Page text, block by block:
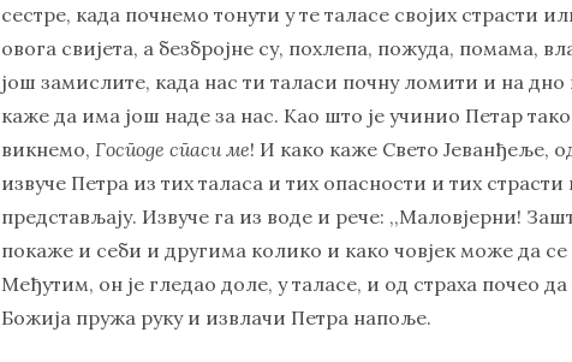
сестре, када почнемо тонути у те таласе својих страсти
овога свијета, а безбројне су, похлепа, пожуда, помама,
још замислите, када нас ти таласи почну ломити и на
каже да има још наде за нас. Као што је учинио Петар
викнемо, Господе спаси ме! И како каже Свето Јеванђеље,
извуче Петра из тих таласа и тих опасности и тих
представљају. Извуче га из воде и рече: ,,Маловјерни!
покаже и себи и другима колико и како човјек може да се
Међутим, он је гледао доле, у таласе, и од страха почео
Божија пружа руку и извлачи Петра напоље.